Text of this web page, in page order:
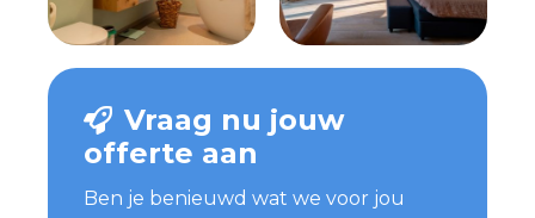
Vraag nu jouw
offerte aan
Ben je benieuwd wat we voor jou